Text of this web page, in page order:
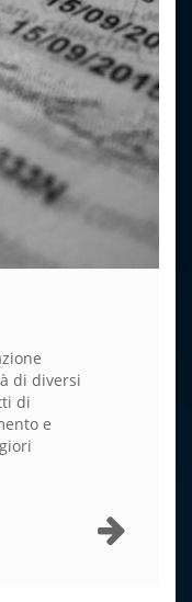
di diversi
di
e